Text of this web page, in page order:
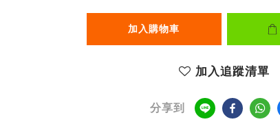
加入購物車
加入追蹤清單
分享到